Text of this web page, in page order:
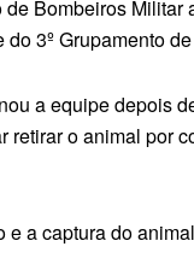
Bombeiros
3º Grupamento
a equipe depois
retirar o animal por
a captura do